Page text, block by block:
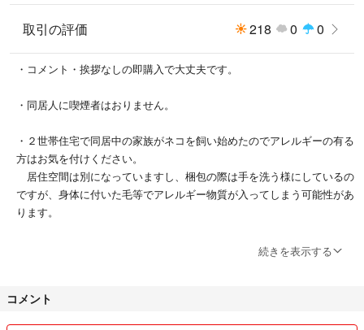
取引の評価 218 0 0
・コメント・挨拶なしの即購入で大丈夫です。
・同居人に喫煙者はおりません。
・２世帯住宅で同居中の家族がネコを飼い始めたのでアレルギーの有る
方はお気を付けください。
居住空間は別になっていますし、梱包の際は手を洗う様にしているの
ですが、身体に付いた毛等でアレルギー物質が入ってしまう可能性があ
ります。
・気になる点がある際にはコメントいただければ幸いです。
#アサ'sショップ布生地まとめ売り
続きを表示する
コメント